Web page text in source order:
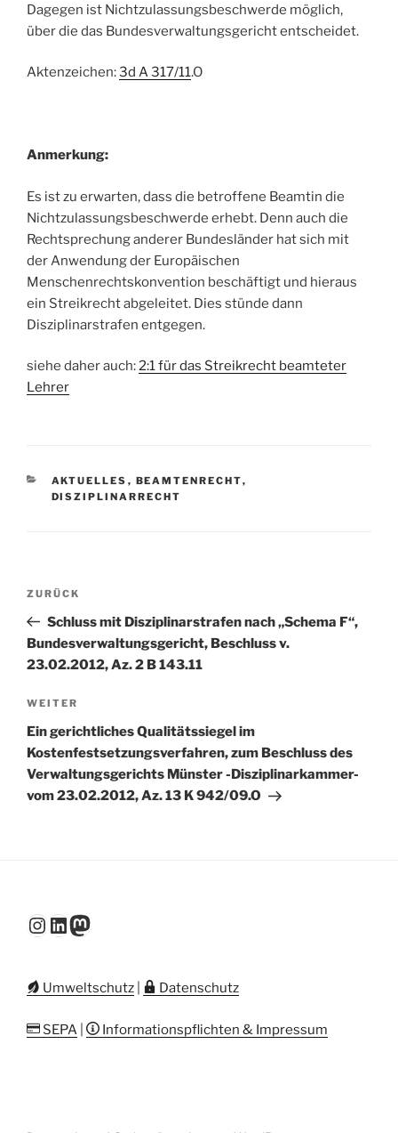
Dagegen ist Nichtzulassungsbeschwerde möglich,
über die das Bundesverwaltungsgericht entscheidet.
Aktenzeichen:3d A 317/11.O
Anmerkung:
Es ist zu erwarten, dass die betroffene Beamtin die
Nichtzulassungsbeschwerde erhebt. Denn auch die
Rechtsprechung anderer Bundesländer hat sich mit
der Anwendung der Europäischen
Menschenrechtskonvention beschäftigt und hieraus
ein Streikrecht abgeleitet. Dies stünde dann
Disziplinarstrafen entgegen.
siehe daher auch:2:1 für das Streikrecht beamteter
Lehrer
KATEGORIEN
AKTUELLES , BEAMTENRECHT,
DISZIPLINARRECHT
Beitragsnavigation
Vorheriger
Beitrag
ZURÜCK
Schluss mit Disziplinarstrafen nach „Schema F“,
Bundesverwaltungsgericht, Beschluss v.
23.02.2012, Az. 2 B 143.11
Nächster
Beitrag
WEITER
Ein gerichtliches Qualitätssiegel im
Kostenfestsetzungsverfahren, zum Beschluss des
Verwaltungsgerichts Münster -Disziplinarkammer-
vom 23.02.2012, Az. 13 K 942/09.O
Instagram
LinkedIn
Mastodon
Umweltschutz Datenschutz
SEPA Informationspflichten & Impressum